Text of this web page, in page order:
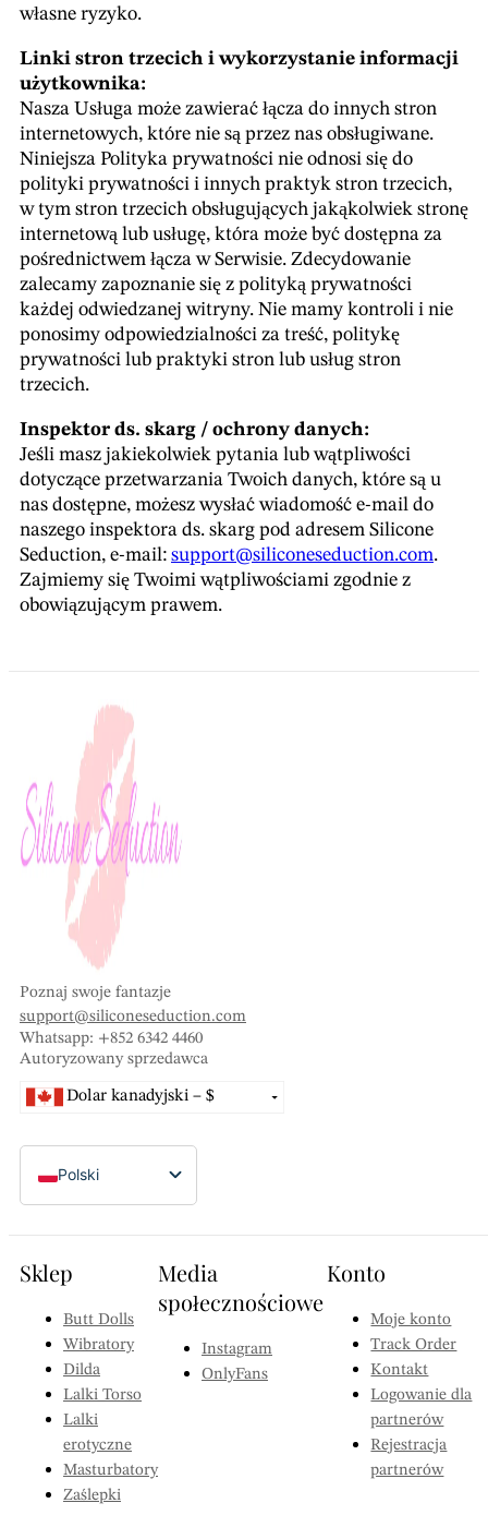
własne ryzyko.
Linki stron trzecich i wykorzystanie informacji
użytkownika:
Nasza Usługa może zawierać łącza do innych stron
internetowych, które nie są przez nas obsługiwane.
Niniejsza Polityka prywatności nie odnosi się do
polityki prywatności i innych praktyk stron trzecich,
w tym stron trzecich obsługujących jakąkolwiek stronę
internetową lub usługę, która może być dostępna za
pośrednictwem łącza w Serwisie. Zdecydowanie
zalecamy zapoznanie się z polityką prywatności
każdej odwiedzanej witryny. Nie mamy kontroli i nie
ponosimy odpowiedzialności za treść, politykę
prywatności lub praktyki stron lub usług stron
trzecich.
Inspektor ds. skarg / ochrony danych:
Jeśli masz jakiekolwiek pytania lub wątpliwości
dotyczące przetwarzania Twoich danych, które są u
nas dostępne, możesz wysłać wiadomość e-mail do
naszego inspektora ds. skarg pod adresem Silicone
Seduction, e-mail: support@siliconeseduction.com.
Zajmiemy się Twoimi wątpliwościami zgodnie z
obowiązującym prawem.
Poznaj swoje fantazje
support@siliconeseduction.com
Whatsapp: +852 6342 4460
Autoryzowany sprzedawca
Dolar kanadyjski – $
Won południowokoreański – ₩
Dolar singapurski - S$
Złoty polski - zł
Peso filipińskie – ₱
Krona norweska - Nkr
Dolar nowozelandzki - NZ$
Peso meksykańskie – MX$
Polski
English (Canada)
Nederlands
Suomi
Français
Deutsch
Italiano
日本語
한국어
Sklep
Butt Dolls
Wibratory
Dilda
Lalki Torso
Lalki
erotyczne
Masturbatory
Zaślepki
Media
społecznościowe
Instagram
OnlyFans
Konto
Moje konto
Track Order
Kontakt
Logowanie dla
partnerów
Rejestracja
partnerów